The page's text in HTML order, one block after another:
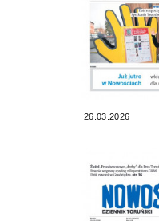
26.03.2026